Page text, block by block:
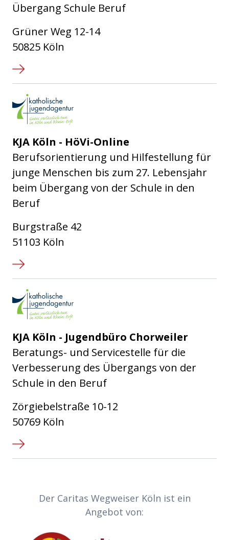
Übergang Schule Beruf
Grüner Weg 12-14
50825 Köln
KJA Köln - HöVi-Online
Berufsorientierung und Hilfestellung für
junge Menschen bis zum 27. Lebensjahr
beim Übergang von der Schule in den
Beruf
Burgstraße 42
51103 Köln
KJA Köln - Jugendbüro Chorweiler
Beratungs- und Servicestelle für die
Verbesserung des Übergangs von der
Schule in den Beruf
Zörgiebelstraße 10-12
50769 Köln
Partner-LinksDer Caritas Wegweiser Köln ist ein
Angebot von:
Caritas